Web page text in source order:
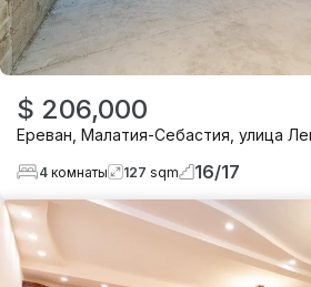
$ 206,000
Ереван Малатия-Себастия улица
4 комнаты 127 sqm 16/17